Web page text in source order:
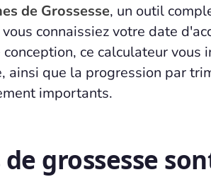
de Grossesse, un outil
connaissiez votre date
ce calculateur vous
ainsi que la progression par
importants.
grossesse